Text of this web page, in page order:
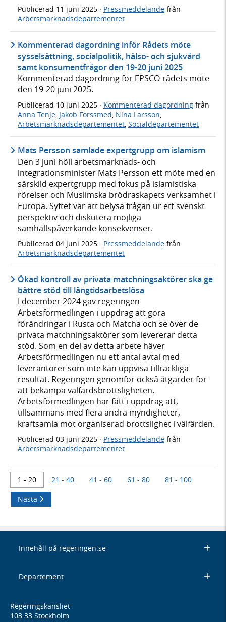
Publicerad 11 juni 2025 · Pressmeddelande från
Arbetsmarknadsdepartementet
Kommenterad dagordning inför Rådets möte
sysselsättning, socialpolitik, hälso- och sjukvård
samt konsumentfrågor den 19-20 juni 2025
Kommenterad dagordning för EPSCO-rådets möte
den 19-20 juni 2025.
Publicerad 10 juni 2025 · Kommenterad dagordning från
Anna Tenje, Jakob Forssmed, Nina Larsson,
Arbetsmarknadsdepartementet, Socialdepartementet
Mats Persson samlade expertgrupp om islamism
Den 3 juni höll arbetsmarknads- och
integrationsminister Mats Persson ett möte med en
särskild expertgrupp med fokus på islamistiska
rörelser och Muslimska brödraskapets verksamhet i
Europa. Syftet var att belysa frågan ur ett svenskt
perspektiv och diskutera möjliga
samhällspåverkande konsekvenser.
Publicerad 04 juni 2025 · Pressmeddelande från
Arbetsmarknadsdepartementet
Ökad kontroll av privata matchningsaktörer ska ge
bättre stöd till långtidsarbetslösa
I december 2024 gav regeringen
Arbetsförmedlingen i uppdrag att göra
förändringar i Rusta och Matcha och se över de
privata matchningsaktörer som levererar detta
stöd. Som en del av detta arbete häver
Arbetsförmedlingen nu ett antal avtal med
leverantörer som inte kan uppvisa tillräckliga
resultat. Regeringen genomför också åtgärder för
att bekämpa välfärdsbrottsligheten.
Arbetsförmedlingen har fått i uppdrag att,
tillsammans med flera andra myndigheter,
kraftsamla mot organiserad brottslighet i välfärden.
Publicerad 03 juni 2025 · Pressmeddelande från
Arbetsmarknadsdepartementet
1 - 20 21 - 40 41 - 60 61 - 80 81 - 100
Nästa
Innehåll på regeringen.se
Departement
Regeringskansliet
103 33 Stockholm